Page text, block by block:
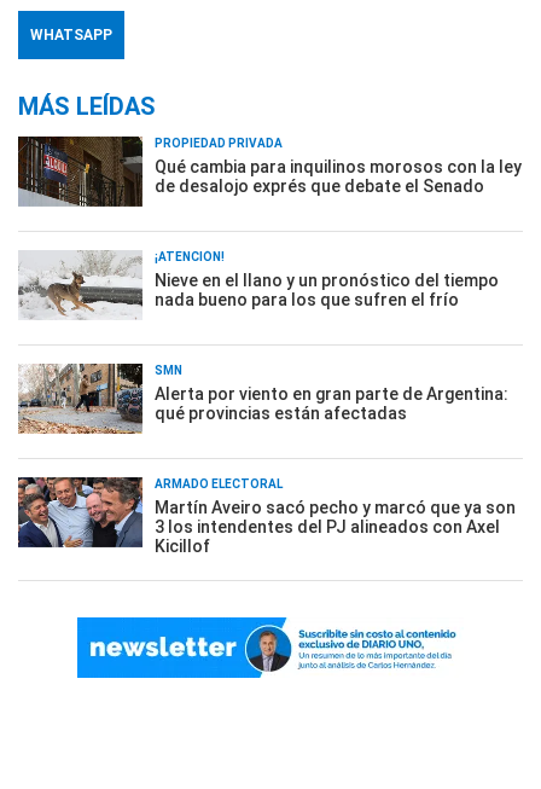
WHATSAPP
MÁS LEÍDAS
PROPIEDAD PRIVADA
Qué cambia para inquilinos morosos con la ley
de desalojo exprés que debate el Senado
¡ATENCIÓN!
Nieve en el llano y un pronóstico del tiempo
nada bueno para los que sufren el frío
SMN
Alerta por viento en gran parte de Argentina:
qué provincias están afectadas
ARMADO ELECTORAL
Martín Aveiro sacó pecho y marcó que ya son
3 los intendentes del PJ alineados con Axel
Kicillof